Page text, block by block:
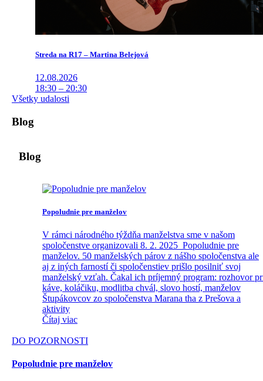
Streda na R17 – Martina Belejová
12.08.2026
18:30 – 20:30
Všetky udalosti
Blog
Blog
Popoludnie pre manželov
V rámci národného týždňa manželstva sme v našom
spoločenstve organizovali 8. 2. 2025 Popoludnie pre
manželov. 50 manželských párov z nášho spoločenstva ale
aj z iných farností či spoločenstiev prišlo posilniť svoj
manželský vzťah. Čakal ich príjemný program: rozhovor
káve, koláčiku, modlitba chvál, slovo hostí, manželov
Štupákovcov zo spoločenstva Marana tha z Prešova a
aktivity
Čítaj viac
DO POZORNOSTI
Popoludnie pre manželov